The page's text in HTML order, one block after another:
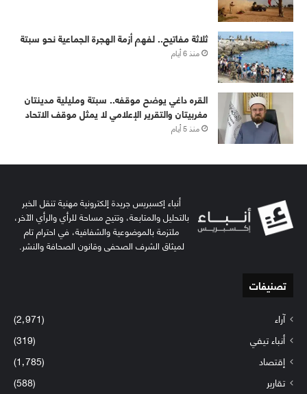
ثلاثة مفاتيح.. لفهم أزمة الهجرة الجماعية نحو سبتة
منذ 6 أيام
القره داغي يوضح موقفه.. سبتة ومليلية مدينتان
مغربيتان والتقرير الإعلامي لا يمثل موقف الاتحاد
منذ 5 أيام
أنباء إكسبريس جريدة إلكترونية مهنية تنقل الخبر
بالتحليل والمتابعة، وتتيح مساحة للرأي والرأي الآخر،
ملتزمة بالموضوعية والشفافية، في احترام تام
لميثاق الشرف الصحفي وقانون الصحافة والنشر.
تصنيفات
آراء
(2٬971)
أنباء تيفي
(319)
إقتصاد
(1٬785)
تقارير
(588)